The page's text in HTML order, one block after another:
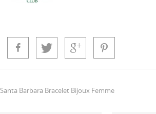
Santa Barbara Bracelet Bijoux Femme